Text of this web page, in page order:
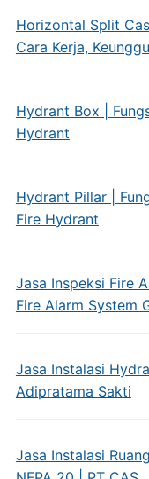
Horizontal Split
Cara Kerja,
Hydrant Box |
Hydrant
Hydrant Pillar |
Fire Hydrant
Jasa Inspeksi Fire
Fire Alarm System
Jasa Instalasi
Adipratama Sakti
Jasa Instalasi